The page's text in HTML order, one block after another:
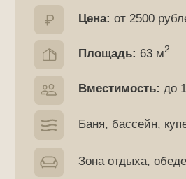
Цена:от 2500 рублей/час